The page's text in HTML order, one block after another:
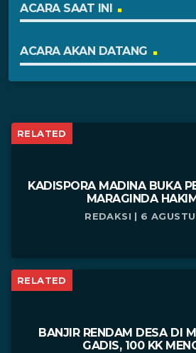
ACARA SAAT INI
ACARA AKAN DATANG
RELATED
KADISPORA MADINA BUKA
MARAGINDA
REDAKSI | 6
RELATED
BANJIR RENDAM DESA DI
GADIS, 100 KK